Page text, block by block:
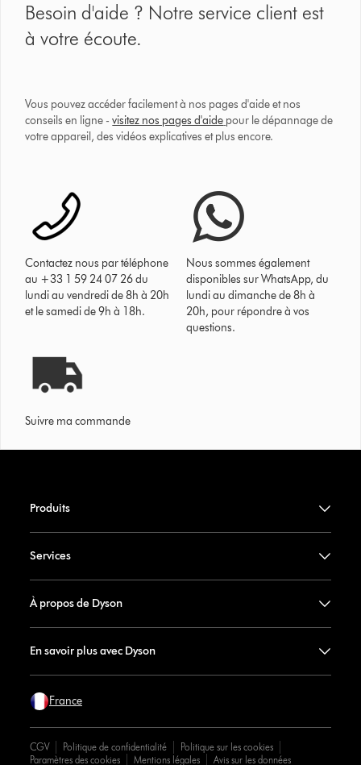
Besoin d'aide ? Notre service client est
à votre écoute.
Vous pouvez accéder facilement à nos pages d'aide et nos
conseils en ligne -visitez nos pages d'aide pour le dépannage de
votre appareil, des vidéos explicatives et plus encore.
Contactez nous par téléphone
au +33 1 59 24 07 26 du
lundi au vendredi de 8h à 20h
et le samedi de 9h à 18h.
Nous sommes également
disponibles sur WhatsApp, du
lundi au dimanche de 8h à
20h, pour répondre à vos
questions.
Suivre ma commande
Produits
Services
À propos de Dyson
En savoir plus avec Dyson
France
CGV Politique de confidentialité
Politique sur les cookies
Paramètres des cookies
Mentions légales Avis sur les données